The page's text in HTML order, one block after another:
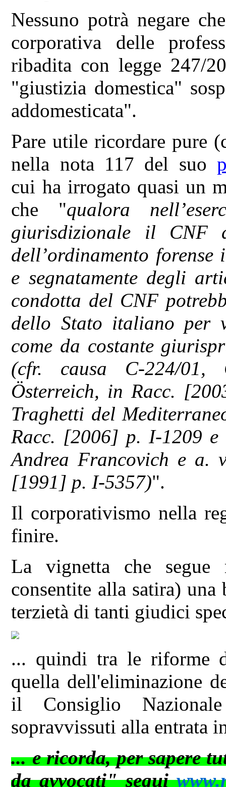
Nessuno potrà negare
corporativa delle
ribadita con legge 247/
"giustizia domestica"
addomesticata".
Pare utile ricordare pure
nella nota 117 del suo
cui ha irrogato quasi un
che "qualora
giurisdizionale il CNF
dell’ordinamento
e segnatamente degli
condotta del CNF
dello Stato italiano per
come da costante
(cfr. causa C-224/01,
Österreich, in Racc.
Traghetti del
Racc. [2006] p. I-1209 e
Andrea Francovich e a.
[1991] p. I-5357)".
Il corporativismo nella
finire.
La vignetta che segue
consentite alla satira)
terzietà di tanti giudici
... quindi tra le riforme
quella dell'eliminazione
il Consiglio
sopravvissuti alla entrata
... e ricorda, per sapere
da avvocati" segui